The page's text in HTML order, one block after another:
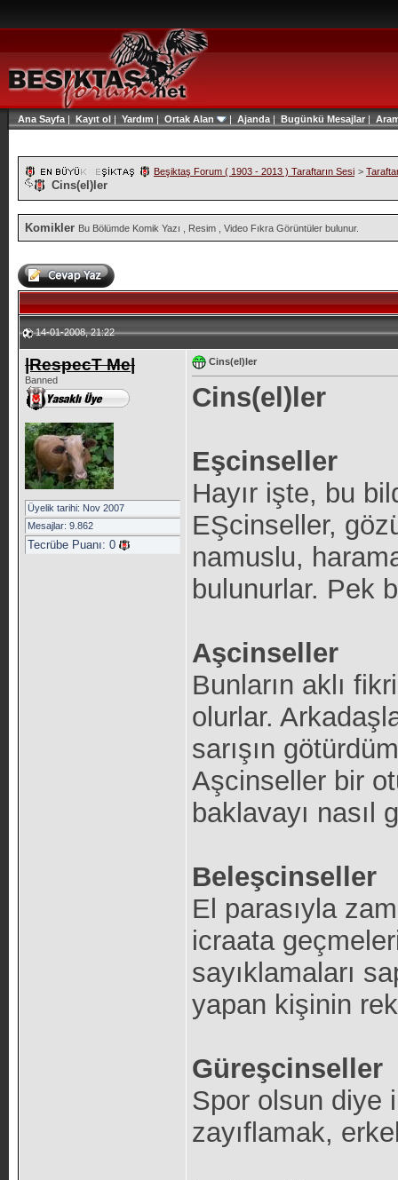
Ana Sayfa | Kayıt ol | Yardım | Ortak Alan | Ajanda | Bugünkü Mesajlar|
Beşiktaş Forum ( 1903 - 2013 ) Taraftarın Sesi >
Cins(el)ler
Komikler Bu Bölümde Komik Yazı , Resim , Video Fıkra Görüntüler bulunur.
14-01-2008, 21:22
|RespecT Me|
Banned
Üyelik tarihi: Nov 2007
Mesajlar: 9.862
Tecrübe Puanı: 0
Cins(el)ler
Cins(el)ler
Eşcinseller
Hayır işte, bu
EŞcinseller,
namuslu,
bulunurlar. Pek
Aşcinseller
Bunların aklı
olurlar.
sarışın
Aşcinseller bir
baklavayı nasıl
Beleşcinseller
El parasıyla
icraata
sayıklamaları
yapan kişinin
Güreşcinseller
Spor olsun diye
zayıflamak,